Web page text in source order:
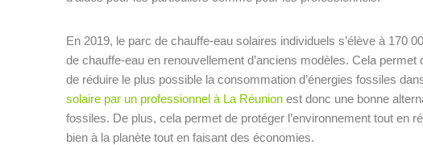
En 2019, le parc de chauffe-eau solaires individuels s’élève à 170
de chauffe-eau en renouvellement d’anciens modèles. Cela permet
de réduire le plus possible la consommation d’énergies fossiles
solaire par un professionnel à La Réunion est donc une bonne
fossiles. De plus, cela permet de protéger l’environnement tout en
bien à la planète tout en faisant des économies.